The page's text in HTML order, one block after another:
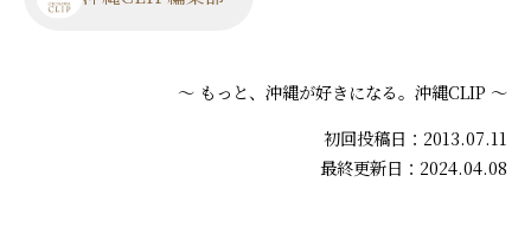
～ もっと、沖縄が好きになる。沖縄CLIP ～
初回投稿日：2013.07.11
最終更新日：2024.04.08